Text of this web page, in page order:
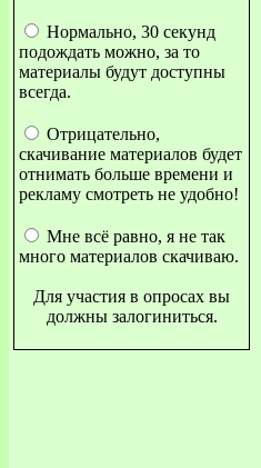
Нормально, 30 секунд
подождать можно, за то
материалы будут доступны
всегда.
Отрицательно,
скачивание материалов будет
отнимать больше времени и
рекламу смотреть не удобно!
Мне всё равно, я не так
много материалов скачиваю.
Для участия в опросах вы
должны залогиниться.